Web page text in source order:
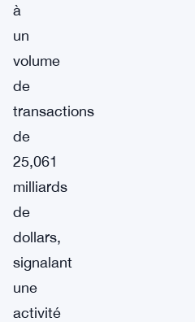
à
un
volume
de
transactions
de
25,061
milliards
de
dollars,
signalant
une
activité